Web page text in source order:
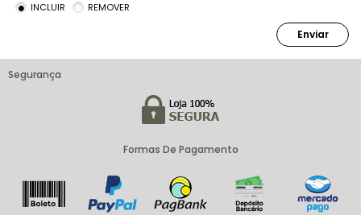
INCLUIR REMOVER
Enviar
Segurança
Formas De Pagamento